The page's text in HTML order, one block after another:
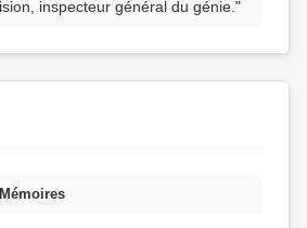
inspecteur général du génie."